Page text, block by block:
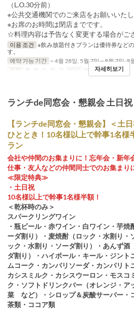
（L.O.30分前）
※公共交通機関でのご来店をお願いいたし
※お席のお時間は閉店までです。
☆料理内容は予告なく変更する場合がご
이용 조건 ※飲み放題付きプランは優待券など
す。
예약 가능 기간 ~ 4월 28일, 5월 7일 ~ 8월 7일, 8
요일
월, 화, 수, 목, 금 식사 점심자세히보기
ランチde同窓会・懇親会 土日祝
【ランチde同窓会・懇親会】＜土
ひととき！10名様以上で幹事1名様
ラン
会社や仲間のお集まりに！忘年会・新年
仕事・友人などの仲間同士でのお集まり
≪限定特典≫
・土日祝
10名様以上で幹事1名様半額！
＜乾杯時のみ＞
スパークリングワイン
・瓶ビール・赤ワイン・白ワイン・芋焼
ーダ割り）・麦焼酎（ロック・水割り・
ック・水割り・ソーダ割り）・あんず酒
ダ割り）・ハイボール・キール・ジント
ムコーク・カンパリソーダ・カンパリト
カシスミルク・カシスウーロン・モスコ
ク・ソフトドリンクバー（オレンジ・ア
菜 など）・シロップ＆炭酸サーバー・
茶類・ココア類